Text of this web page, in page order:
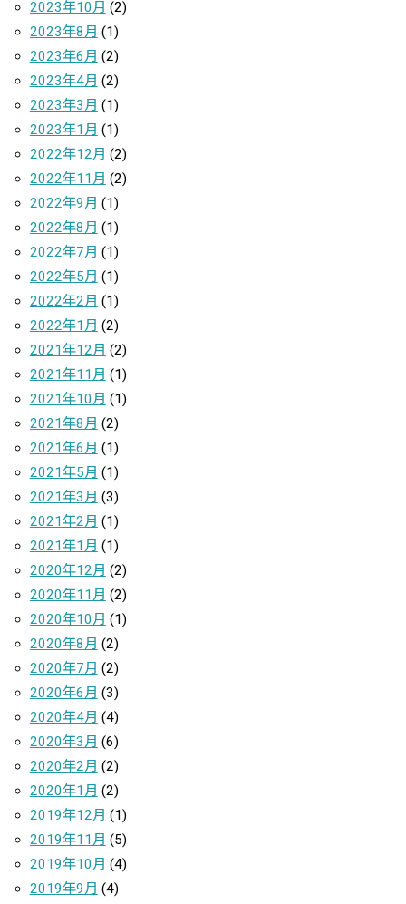
2023年10月 (2)
2023年8月 (1)
2023年6月 (2)
2023年4月 (2)
2023年3月 (1)
2023年1月 (1)
2022年12月 (2)
2022年11月 (2)
2022年9月 (1)
2022年8月 (1)
2022年7月 (1)
2022年5月 (1)
2022年2月 (1)
2022年1月 (2)
2021年12月 (2)
2021年11月 (1)
2021年10月 (1)
2021年8月 (2)
2021年6月 (1)
2021年5月 (1)
2021年3月 (3)
2021年2月 (1)
2021年1月 (1)
2020年12月 (2)
2020年11月 (2)
2020年10月 (1)
2020年8月 (2)
2020年7月 (2)
2020年6月 (3)
2020年4月 (4)
2020年3月 (6)
2020年2月 (2)
2020年1月 (2)
2019年12月 (1)
2019年11月 (5)
2019年10月 (4)
2019年9月 (4)